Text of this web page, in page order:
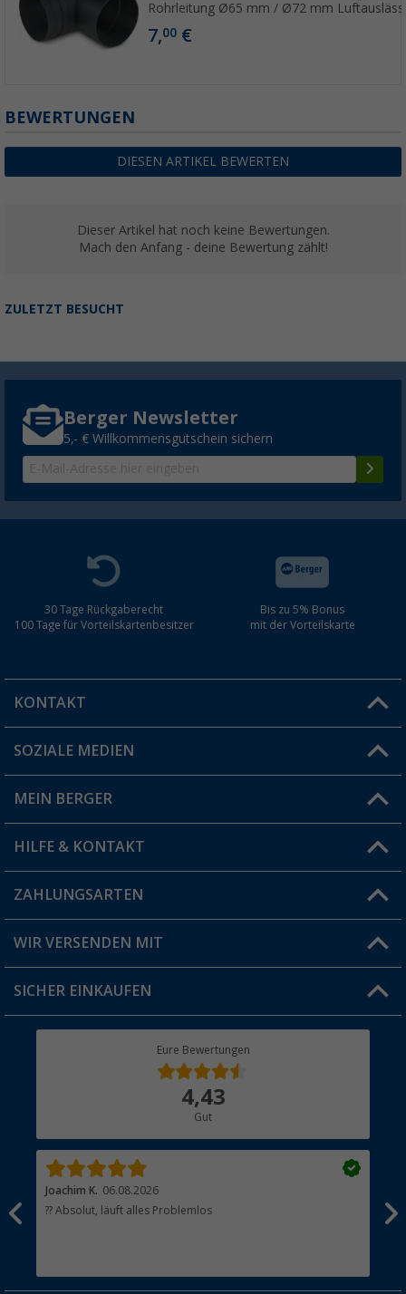
Rohrleitung Ø65 mm / Ø72 mm
7,00 €
BEWERTUNGEN
DIESEN ARTIKEL BEWERTEN
Dieser Artikel hat noch keine Bewertungen.
Mach den Anfang - deine Bewertung zählt!
ZULETZT BESUCHT
Berger Newsletter
5,- € Willkommensgutschein sichern
30 Tage Rückgaberecht
100 Tage für Vorteilskartenbesitzer
Bis zu 5% Bonus
mit der Vorteilskarte
KONTAKT
Du hast eine Frage?
Filiale finden
SOZIALE MEDIEN
MEIN BERGER
Vorteilskarte
Blog
Jobs & Karriere
HILFE & KONTAKT
FAQ & Kontakt
Versandinformationen
Rücksendung
ZAHLUNGSARTEN
WIR VERSENDEN MIT
SICHER EINKAUFEN
Eure Bewertungen
4,43
Gut
Joachim K. 06.08.2026
?? Absolut, läuft alles Problemlos